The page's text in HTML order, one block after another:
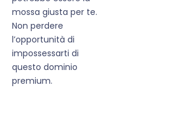
mossa giusta per te.
Non perdere
l’opportunità di
impossessarti di
questo dominio
premium.